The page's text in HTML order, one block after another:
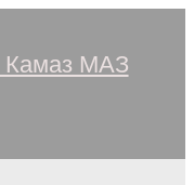
Камаз МАЗ